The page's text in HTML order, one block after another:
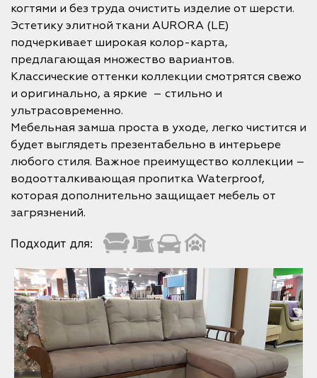
когтями и без труда очистить изделие от шерсти.
Эстетику элитной ткани AURORA (LE)
подчеркивает широкая колор-карта,
предлагающая множество вариантов.
Классические оттенки коллекции смотрятся свежо
и оригинально, а яркие – стильно и
ультрасовременно.
Мебельная замша проста в уходе, легко чистится и
будет выглядеть презентабельно в интерьере
любого стиля. Важное преимущество коллекции –
водоотталкивающая пропитка Waterproof,
которая дополнительно защищает мебель от
загрязнений.
Подходит для: